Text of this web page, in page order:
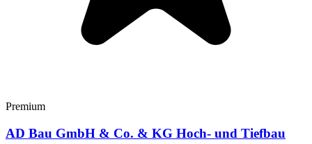
Premium
AD Bau GmbH & Co. & KG Hoch- und Tiefbau